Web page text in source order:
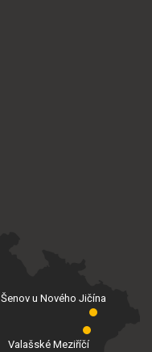
Valašské Meziříčí
Šenov u Nového Jičína